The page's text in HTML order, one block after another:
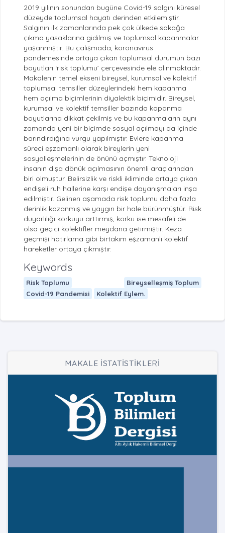
2019 yılının sonundan bugüne Covid-19 salgını küresel
düzeyde toplumsal hayatı derinden etkilemiştir.
Salgının ilk zamanlarında pek çok ülkede sokağa
çıkma yasaklarına gidilmiş ve toplumsal kapanmalar
yaşanmıştır. Bu çalışmada, koronavirüs
pandemesinde ortaya çıkan toplumsal durumun bazı
boyutları ‘risk toplumu’ çerçevesinde ele alınmaktadır.
Makalenin temel ekseni bireysel, kurumsal ve kolektif
toplumsal temsiller düzeylerindeki hem kapanma
hem açılma biçimlerinin diyalektik biçimidir. Bireysel,
kurumsal ve kolektif temsiller bazında kapanma
boyutlarına dikkat çekilmiş ve bu kapanmaların aynı
zamanda yeni bir biçimde sosyal açılmayı da içinde
barındırdığına vurgu yapılmıştır. Evlere kapanma
süreci eşzamanlı olarak bireylerin yeni
sosyalleşmelerinin de önünü açmıştır. Teknoloji
insanın dışa dönük açılmasının önemli araçlarından
biri olmuştur. Belirsizlik ve riskli ikliminde ortaya çıkan
endişeli ruh hallerine karşı endişe dayanışmaları inşa
edilmiştir. Gelinen aşamada risk toplumu daha fazla
derinlik kazanmış ve yaygın bir hale bürünmüştür. Risk
duyarlılığı korkuyu arttırmış, korku ise mesafeli de
olsa geçici kolektifler meydana getirmiştir. Keza
geçmişi hatırlama gibi birtakım eşzamanlı kolektif
hareketler ortaya çıkmıştır.
Keywords
Risk Toplumu
Bireyselleşmiş Toplum
Covid-19 Pandemisi
Kolektif Eylem.
MAKALE İSTATİSTİKLERİ